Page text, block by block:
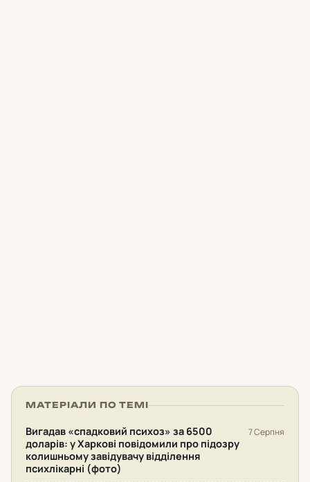
МАТЕРІАЛИ ПО ТЕМІ
Вигадав «спадковий психоз» за 6500
доларів: у Харкові повідомили про підозру
колишньому завідувачу відділення
психлікарні (фото)
7 Серпня